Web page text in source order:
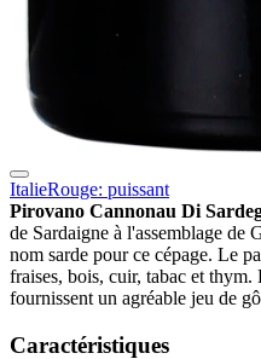
ItalieRouge: puissant
Pirovano Cannonau Di
de Sardaigne à l'assemblage de
nom sarde pour ce cépage. Le
fraises, bois, cuir, tabac et thym.
fournissent un agréable jeu de
Caractéristiques